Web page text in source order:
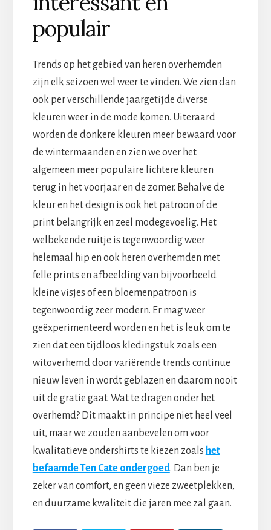
populair
Trends op het gebied van heren overhemden
zijn elk seizoen wel weer te vinden. We zien dan
ook per verschillende jaargetijde diverse
kleuren weer in de mode komen. Uiteraard
worden de donkere kleuren meer bewaard voor
de wintermaanden en zien we over het
algemeen meer populaire lichtere kleuren
terug in het voorjaar en de zomer. Behalve de
kleur en het design is ook het patroon of de
print belangrijk en zeel modegevoelig. Het
welbekende ruitje is tegenwoordig weer
helemaal hip en ook heren overhemden met
felle prints en afbeelding van bijvoorbeeld
kleine visjes of een bloemenpatroon is
tegenwoordig zeer modern. Er mag weer
geëxperimenteerd worden en het is leuk om te
zien dat een tijdloos kledingstuk zoals een
witoverhemd door variërende trends continue
nieuw leven in wordt geblazen en daarom nooit
uit de gratie gaat. Wat te dragen onder het
overhemd? Dit maakt in principe niet heel veel
uit, maar we zouden aanbevelen om voor
kwalitatieve ondershirts te kiezen zoals het
befaamde Ten Cate ondergoed. Dan ben je
zeker van comfort, en geen vieze zweetplekken,
en duurzame kwaliteit die jaren mee zal gaan.